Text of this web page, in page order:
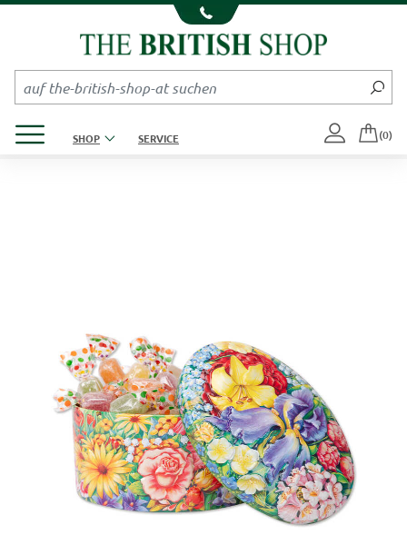
Kompletten Head der Seite überspringen
SHOP SERVICE (0)